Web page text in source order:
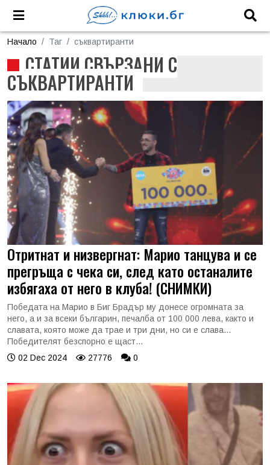
Начало Таг съквартиранти
СТАТИИ СВЪРЗАНИ С
СЪКВАРТИРАНТИ
Отритнат и низвергнат: Марио танцува и се
прегръща с чека си, след като останалите
избягаха от него в клуба! (СНИМКИ)
Победата на Марио в Биг Брадър му донесе огромната за
него, а и за всеки българин, печалба от 100 000 лева, както и
славата, която може да трае и три дни, но си е слава...
Победителят безспорно е щаст...
02 Dec 2024
27776 0